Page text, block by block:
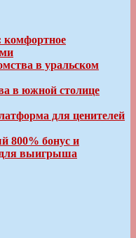
комфортное
в уральском
в южной столице
для ценителей
800% бонус и
для выигрыша